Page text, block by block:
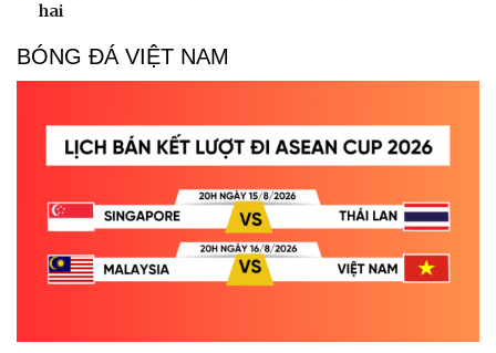
hai
BÓNG ĐÁ VIỆT NAM